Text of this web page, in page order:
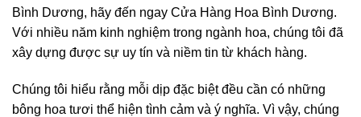
Bình Dương, hãy đến ngay Cửa Hàng Hoa Bình Dương.
Với nhiều năm kinh nghiệm trong ngành hoa, chúng tôi đã
xây dựng được sự uy tín và niềm tin từ khách hàng.
Chúng tôi hiểu rằng mỗi dịp đặc biệt đều cần có những
bông hoa tươi thể hiện tình cảm và ý nghĩa. Vì vậy, chúng